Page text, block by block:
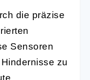
die präzise
Sensoren
Hindernisse zu